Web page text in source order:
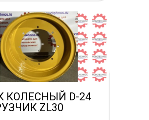
КОЛЕСНЫЙ D-24
ZL30